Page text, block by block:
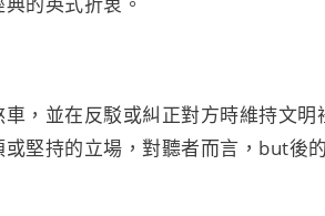
，並在反駁或糾正對方時維持文
堅持的立場，對聽者而言，but後